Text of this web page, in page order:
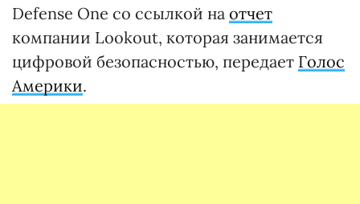
Defense One со ссылкой на отчет
компании Lookout, которая занимается
цифровой безопасностью, передает Голос
Америки.